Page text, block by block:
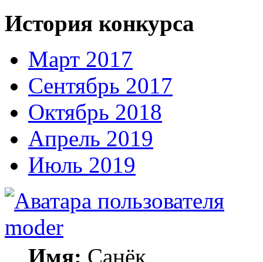
История конкурса
Март 2017
Сентябрь 2017
Октябрь 2018
Апрель 2019
Июль 2019
moder
Имя: Санёк